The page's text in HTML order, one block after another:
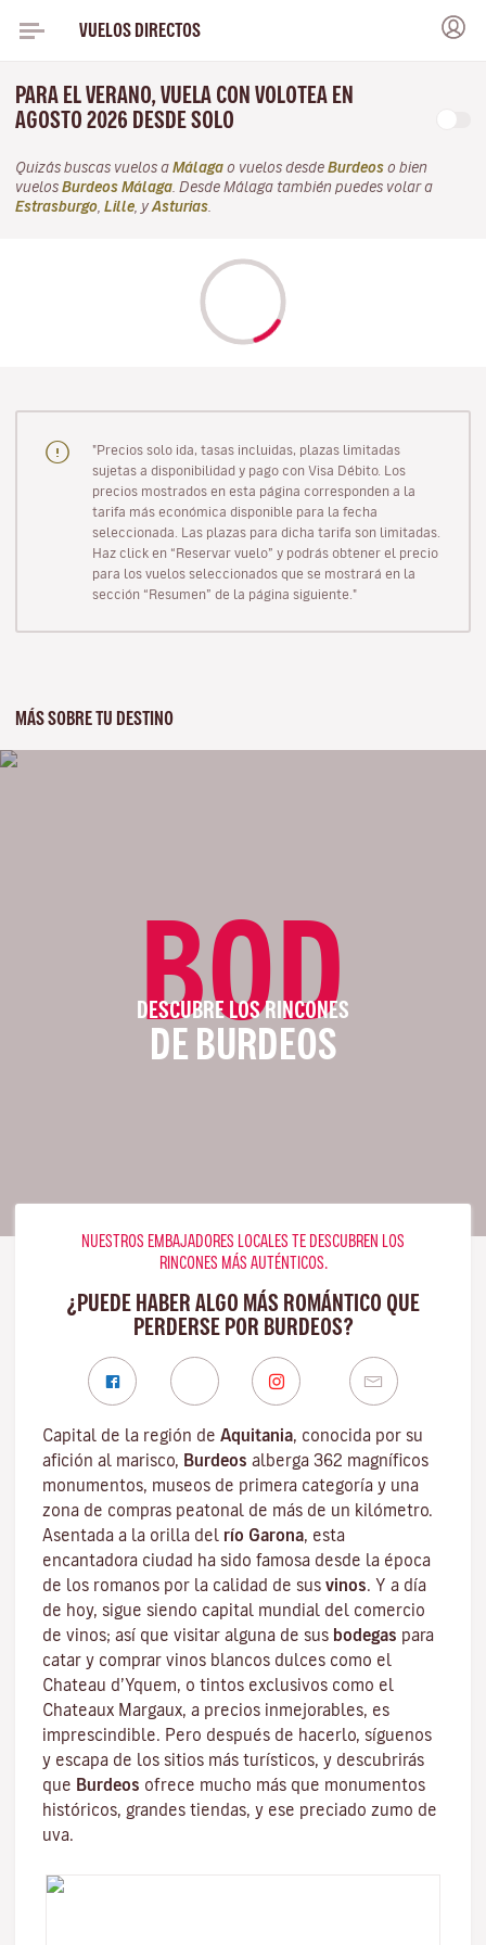
VUELOS DIRECTOS
PARA EL VERANO, VUELA CON VOLOTEA EN
AGOSTO 2026 DESDE SOLO
Quizás buscas vuelos a Málaga o vuelos desde Burdeos o bien
vuelos Burdeos Málaga . Desde Málaga también puedes volar a
Estrasburgo Lille , y Asturias
"Precios solo ida, tasas incluidas, plazas limitadas
sujetas a disponibilidad y pago con Visa Débito. Los
precios mostrados en esta página corresponden a la
tarifa más económica disponible para la fecha
seleccionada. Las plazas para dicha tarifa son limitadas.
Haz click en “Reservar vuelo” y podrás obtener el precio
para los vuelos seleccionados que se mostrará en la
sección “Resumen” de la página siguiente."
MÁS SOBRE TU DESTINO
BOD
DESCUBRE LOS RINCONES
DE BURDEOS
NUESTROS EMBAJADORES LOCALES TE DESCUBREN LOS
RINCONES MÁS AUTÉNTICOS.
¿PUEDE HABER ALGO MÁS ROMÁNTICO QUE
PERDERSE POR BURDEOS?
Capital de la región de Aquitania, conocida por su
afición al marisco, Burdeos alberga 362 magníficos
monumentos, museos de primera categoría y una
zona de compras peatonal de más de un kilómetro.
Asentada a la orilla del río Garona, esta
encantadora ciudad ha sido famosa desde la época
de los romanos por la calidad de sus vinos. Y a día
de hoy, sigue siendo capital mundial del comercio
de vinos; así que visitar alguna de sus bodegas para
catar y comprar vinos blancos dulces como el
Chateau d’Yquem, o tintos exclusivos como el
Chateaux Margaux, a precios inmejorables, es
imprescindible. Pero después de hacerlo, síguenos
y escapa de los sitios más turísticos, y descubrirás
que Burdeos ofrece mucho más que monumentos
históricos, grandes tiendas, y ese preciado zumo de
uva.